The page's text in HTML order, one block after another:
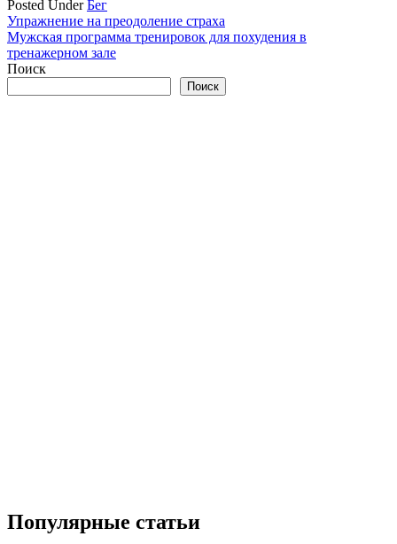
Posted UnderБег
Навигация
по
записям
Упражнение на преодоление страха
Мужская программа тренировок для похудения в
тренажерном зале
Поиск
Поиск
Популярные статьи